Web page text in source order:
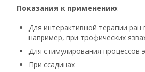
Показания к применению:
Для интерактивной терапии
например, при трофических
Для стимулирования процессов
При ссадинах